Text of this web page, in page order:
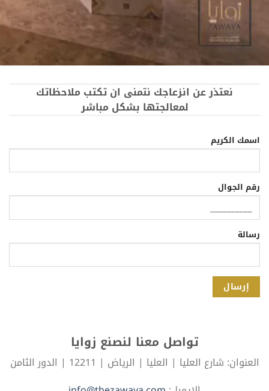
نعتذر عن انزعاجك نتمنى ان تكتب ملاحظاتك
لمعالجتها بشكل مباشر
اسمك الكريم
رقم الجوال
رسالة
تواصل معنا لنصنع زوايا
العنوان: شارع العليا | العليا | الرياض | 12211 | الدور الثامن